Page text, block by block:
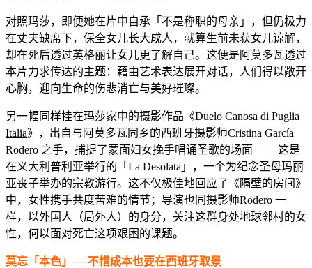
对照玛莎，即便她在片中自承「不是称职的母亲」，但仍极力
在丈夫缺席下，保全女儿长大成人，就算生前未获女儿谅解，
却在死后透过英格丽让女儿更了解自己。这便是阿莫多瓦透过
本片力求传达的主题：藉由艺术表达展开对话，人们得以敞开
心胸，迎向生命的伤悲消亡与美好璀璨。
另一幅同样挂在玛莎家中的摄影作品《Duelo Canosa di Puglia
Italia》，出自与阿莫多瓦同乡的西班牙摄影师Cristina García
Rodero 之手，捕捉了蒙面妇女挽手唱诵圣歌的场面— —这是
在义大利普利亚举行的「La Desolata」，一个为纪念圣母玛丽
亚丧子举办的宗教游行。这不仅极佳地回应了《隔壁的房间》
中，女性携手共度苦难的情节；导演也同摄影师Rodero 一
样，以外国人（局外人）的身分，关注这群身处地球邻村的女
性，何以面对死亡这项艰困的课题。
莫忘「本色」──不惜成本也要在西班牙取景